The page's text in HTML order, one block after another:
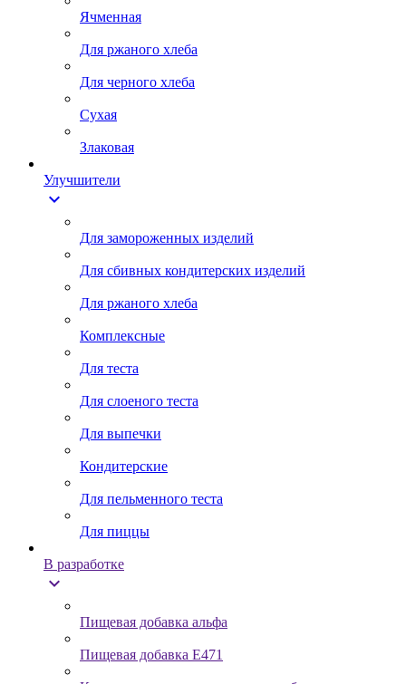
Ячменная
Для ржаного хлеба
Для черного хлеба
Сухая
Злаковая
Улучшители
expand_more
Для замороженных изделий
Для сбивных кондитерских изделий
Для ржаного хлеба
Комплексные
Для теста
Для слоеного теста
Для выпечки
Кондитерские
Для пельменного теста
Для пиццы
В разработке
expand_more
Пищевая добавка альфа
Пищевая добавка Е471